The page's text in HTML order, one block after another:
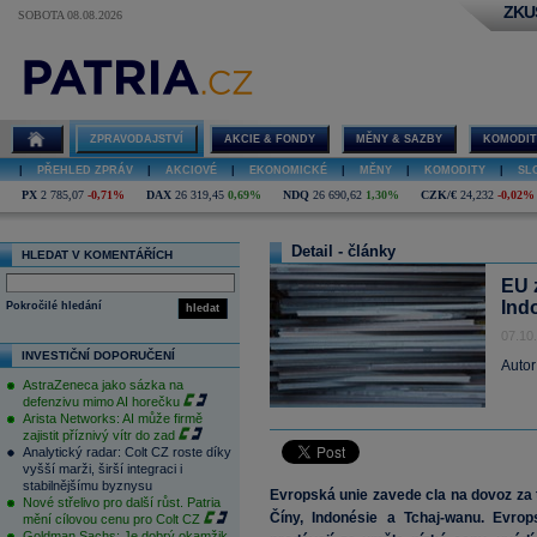
SOBOTA 08.08.2026
ZPRAVODAJSTVÍ AKCIE & FONDY MĚNY & SAZBY
PŘEHLED ZPRÁV AKCIOVÉ EKONOMICKÉ MĚNY KOMODITY
PX 2 785,07 -0,71% DAX 26 319,45 0,69% NDQ 26 690,62 1,30% CZK/€ 24,232 -0,02%
HLEDAT V KOMENTÁŘÍCH
hledat
Pokročilé hledání
INVESTIČNÍ DOPORUČENÍ
AstraZeneca jako sázka na
defenzivu mimo AI horečku
Arista Networks: AI může firmě
zajistit příznivý vítr do zad
Analytický radar: Colt CZ roste díky
vyšší marži, širší integraci i
stabilnějšímu byznysu
Nové střelivo pro další růst. Patria
mění cílovou cenu pro Colt CZ
Detail - články
EU
Evropská unie zavede cla na dovoz
Číny, Indonésie a Tchaj-wanu.